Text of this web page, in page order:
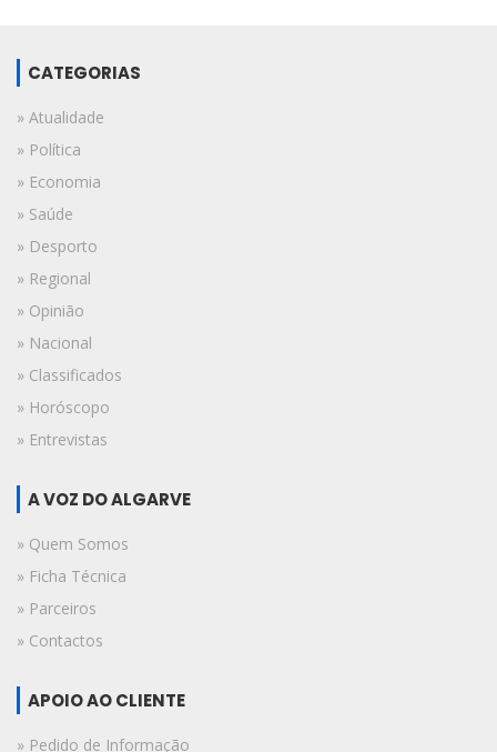
CATEGORIAS
» Atualidade
» Política
» Economia
» Saúde
» Desporto
» Regional
» Opinião
» Nacional
» Classificados
» Horóscopo
» Entrevistas
A VOZ DO ALGARVE
» Quem Somos
» Ficha Técnica
» Parceiros
» Contactos
APOIO AO CLIENTE
» Pedido de Informação